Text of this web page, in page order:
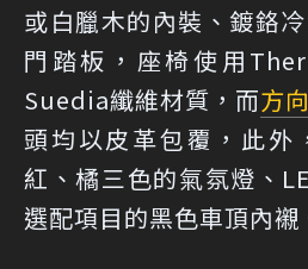
或白臘木的內裝、鍍鉻
門踏板，座椅使用
Suedia纖維材質，而方
頭均以皮革包覆，此外
紅、橘三色的氣氛燈、
選配項目的黑色車頂內襯